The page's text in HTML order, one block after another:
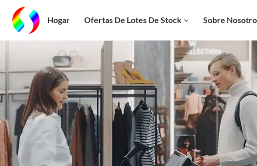
Hogar Ofertas De Lotes De Stock Sobre